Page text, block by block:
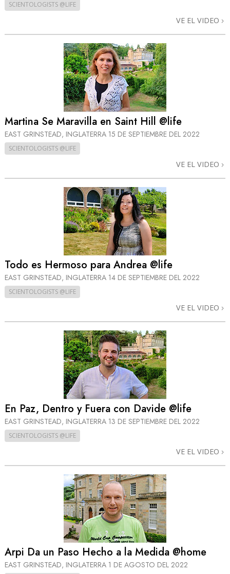
SCIENTOLOGISTS @LIFE
VE EL VIDEO
Martina Se Maravilla en Saint Hill @life
EAST GRINSTEAD, INGLATERRA 15 DE SEPTIEMBRE DEL 2022
SCIENTOLOGISTS @LIFE
VE EL VIDEO
Todo es Hermoso para Andrea @life
EAST GRINSTEAD, INGLATERRA 14 DE SEPTIEMBRE DEL 2022
SCIENTOLOGISTS @LIFE
VE EL VIDEO
En Paz, Dentro y Fuera con Davide @life
EAST GRINSTEAD, INGLATERRA 13 DE SEPTIEMBRE DEL 2022
SCIENTOLOGISTS @LIFE
VE EL VIDEO
Arpi Da un Paso Hecho a la Medida @home
EAST GRINSTEAD, INGLATERRA 1 DE AGOSTO DEL 2022